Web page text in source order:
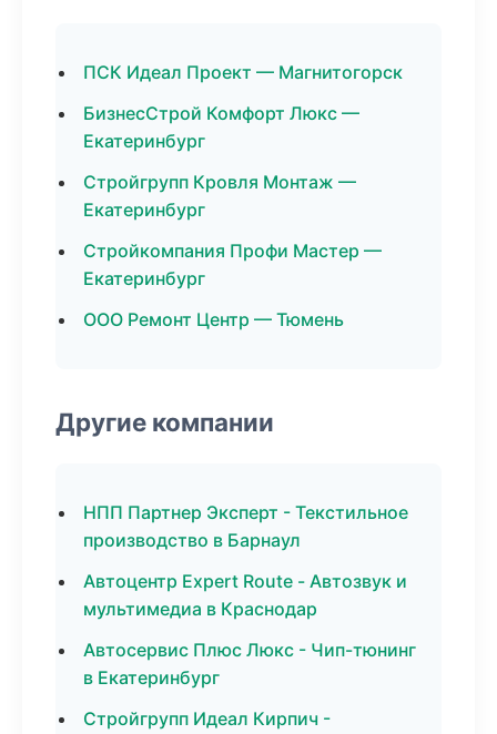
ПСК Идеал Проект — Магнитогорск
БизнесСтрой Комфорт Люкс —
Екатеринбург
Стройгрупп Кровля Монтаж —
Екатеринбург
Стройкомпания Профи Мастер —
Екатеринбург
ООО Ремонт Центр — Тюмень
Другие компании
НПП Партнер Эксперт - Текстильное
производство в Барнаул
Автоцентр Expert Route - Автозвук и
мультимедиа в Краснодар
Автосервис Плюс Люкс - Чип-тюнинг
в Екатеринбург
Стройгрупп Идеал Кирпич -